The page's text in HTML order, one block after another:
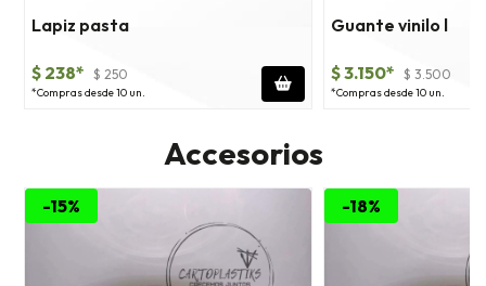
Lapiz pasta
$ 238* $ 250
*Compras desde 10 un.
Guante vinilo l
$ 3.150* $ 3.500
*Compras desde 10 un.
Accesorios
-15% -18%